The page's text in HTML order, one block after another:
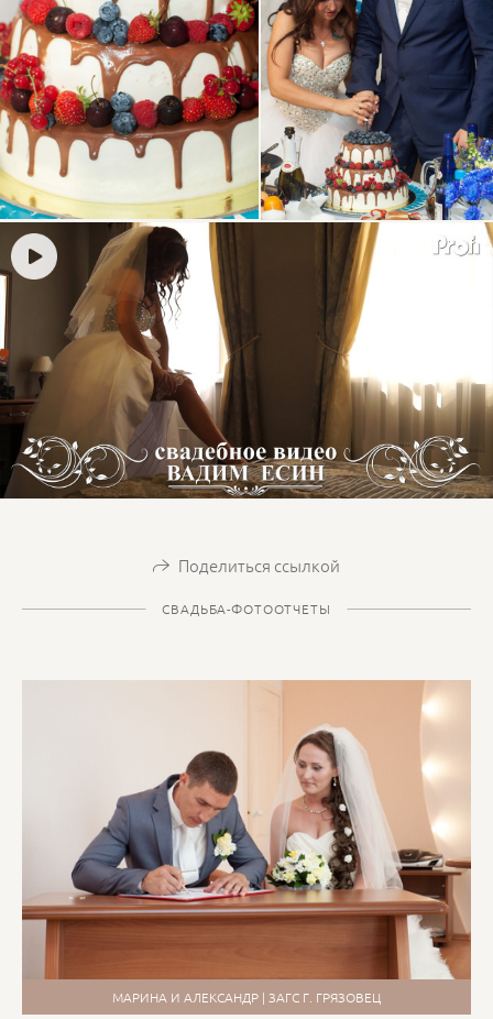
Поделиться ссылкой
СВАДЬБА-ФОТООТЧЕТЫ
МАРИНА И АЛЕКСАНДР | ЗАГС Г. ГРЯЗОВЕЦ